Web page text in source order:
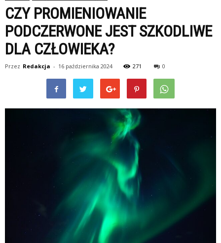
CZY PROMIENIOWANIE
PODCZERWONE JEST SZKODLIWE
DLA CZŁOWIEKA?
Przez Redakcja - 16 października 2024 271 0